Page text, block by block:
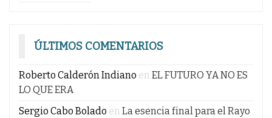
ÚLTIMOS COMENTARIOS
Roberto Calderón Indiano en EL FUTURO YA NO ES
LO QUE ERA
Sergio Cabo Bolado en La esencia final para el Rayo